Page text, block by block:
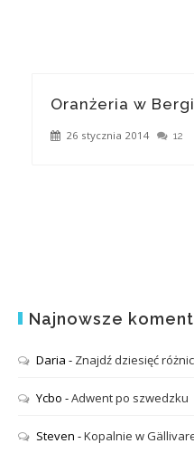
Oranżeria w
26 stycznia 2014 12
Najnowsze
Daria - Znajdź dziesięć różnic
Ycbo -Adwent po szwedzku
Steven -Kopalnie w